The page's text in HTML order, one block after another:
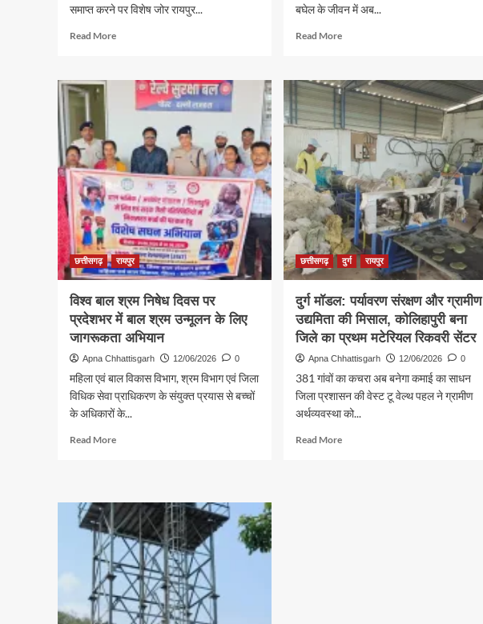
समाप्त करने पर विशेष जोर रायपुर...
Read MoreRead
कुष्ठ
संक्रमण
लक्ष्य
को
लेकर
रायपुर
दो
दिवसीय
कार्यशाला
आयोजित
बघेल के जीवन में अब...
Read MoreRead
जन्म
से
बंद
थे
मलद्वार
मूत्र
मार्ग,
दो
सफल
ऑपरेशनों
ने
बदली
अरुलेश
जिंदगी
छत्तीसगढ़ रायपुर
विश्व बाल श्रम निषेध दिवस पर
प्रदेशभर में बाल श्रम उन्मूलन के लिए
जागरूकता अभियान
Apna Chhattisgarh 12/06/2026 0
महिला एवं बाल विकास विभाग, श्रम विभाग एवं जिला
विधिक सेवा प्राधिकरण के संयुक्त प्रयास से बच्चों
के अधिकारों के...
Read MoreRead
श्रम
निषेध
दिवस
पर
प्रदेशभर
बाल
श्रम
छत्तीसगढ़ दुर्ग रायपुर
दुर्ग मॉडल: पर्यावरण संरक्षण और ग्रामीण
उद्यमिता की मिसाल, कोलिहापुरी बना
जिले का प्रथम मटेरियल रिकवरी सेंटर
Apna Chhattisgarh 12/06/2026 0
381 गांवों का कचरा अब बनेगा कमाई का साधन
जिला प्रशासन की वेस्ट टू वेल्थ पहल ने ग्रामीण
अर्थव्यवस्था को...
Read MoreRead